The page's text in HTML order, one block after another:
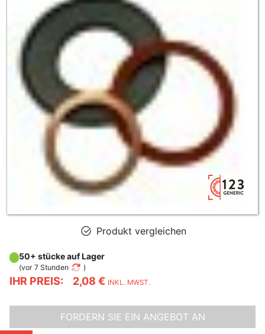
Produkt vergleichen
IHR PREIS: 2,08 € INKL. MWST.
50+ stücke auf Lager
(vor 7 Stunden )
FORDERN SIE EIN ANGEBOT AN